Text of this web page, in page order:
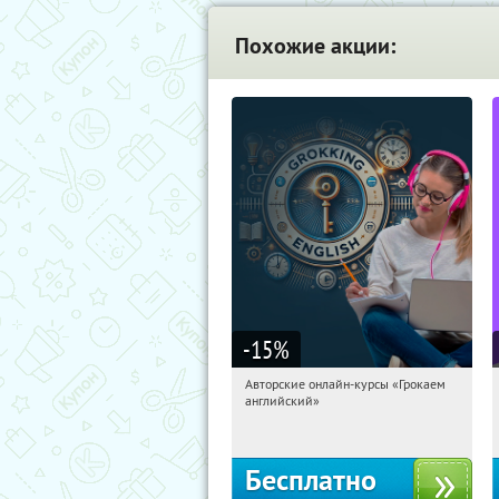
Похожие акции:
-15%
17:38:42 Получили:
Авторские онлайн-курсы «Грокаем
английский»
Бесплатно